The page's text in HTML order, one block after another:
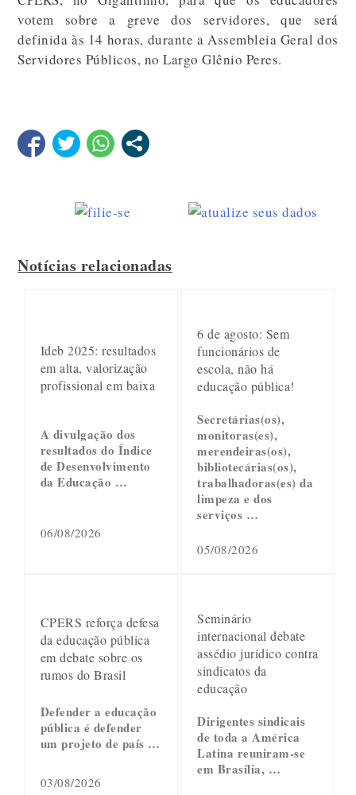
votem sobre a greve dos servidores, que será
definida às 14 horas, durante a Assembleia Geral dos
Servidores Públicos, no Largo Glênio Peres.
Notícias relacionadas
Ideb 2025: resultados
em alta, valorização
profissional em baixa
A divulgação dos
resultados do Índice
de Desenvolvimento
da Educação …
06/08/2026
6 de agosto: Sem
funcionários de
escola, não há
educação pública!
Secretárias(os),
monitoras(es),
merendeiras(os),
bibliotecárias(os),
trabalhadoras(es) da
limpeza e dos
serviços …
05/08/2026
CPERS reforça defesa
da educação pública
em debate sobre os
rumos do Brasil
Defender a educação
pública é defender
um projeto de país …
03/08/2026
Seminário
internacional debate
assédio jurídico contra
sindicatos da
educação
Dirigentes sindicais
de toda a América
Latina reuniram-se
em Brasília, …